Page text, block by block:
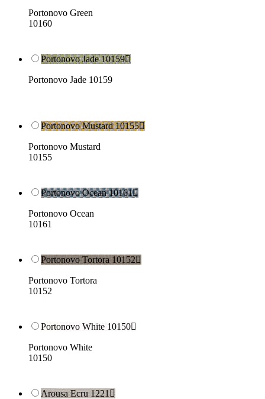
Portonovo Green
10160
Portonovo Jade 10159
Portonovo Jade 10159
Portonovo Mustard 10155
Portonovo Mustard
10155
Portonovo Ocean 10161
Portonovo Ocean
10161
Portonovo Tortora 10152
Portonovo Tortora
10152
Portonovo White 10150
Portonovo White
10150
Arousa Ecru 1221